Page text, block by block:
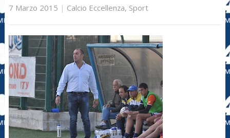
7 Marzo 2015 | Calcio Eccellenza, Sport